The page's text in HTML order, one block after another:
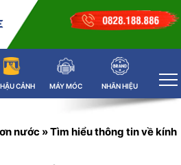
CẢNH MÁY MÓC NHÃN HIỆU
nước »Tìm hiểu thông tin về kính